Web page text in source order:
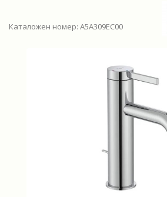
Каталожен номер: A5A309EC00